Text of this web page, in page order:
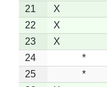
21
X
22
X
23
X
24
*
25
*